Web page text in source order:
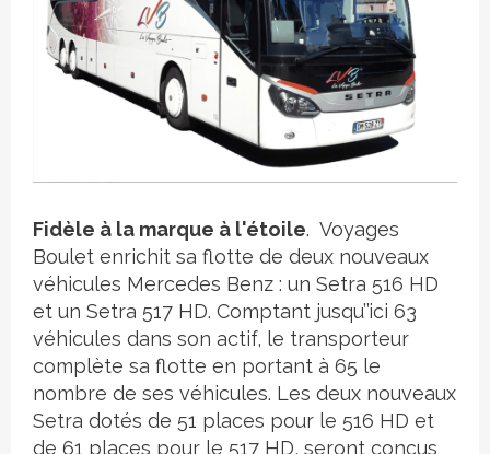
Crédit photo
Fidèle à la marque à l'étoile. Voyages
Boulet enrichit sa flotte de deux nouveaux
véhicules Mercedes Benz : un Setra 516 HD
et un Setra 517 HD. Comptant jusqu’’ici 63
véhicules dans son actif, le transporteur
complète sa flotte en portant à 65 le
nombre de ses véhicules. Les deux nouveaux
Setra dotés de 51 places pour le 516 HD et
de 61 places pour le 517 HD, seront conçus